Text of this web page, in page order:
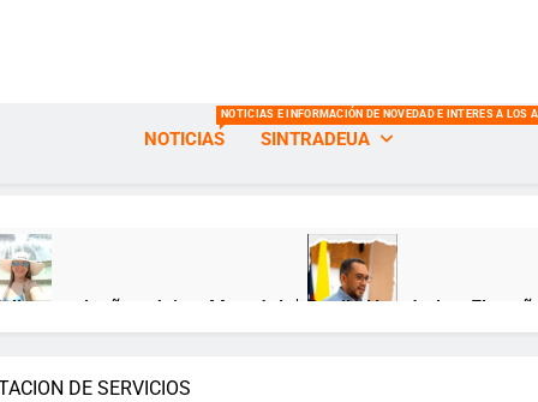
NOTICIAS
NOTICIAS E INFORMACIÓN DE NOVEDAD E INTERES A LOS
SINTRADEUA
cumpleaños, Jeimy Munzón! 🎂
Atrás
Danilo Hernández: El
12 Meses Atrás
DE SERVICIOS